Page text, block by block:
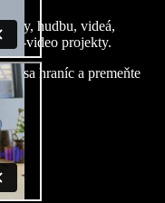
hudbu, videá,
video projekty.
sa hraníc a premeňte